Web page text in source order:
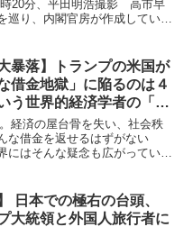
20分、平田明浩撮影 高市早
り、内閣官房が作成していた
暴落】トランプの米国が
借金地獄」に陥るのは４
う世界的経済学者の「恐
言」
経済の屋台骨を失い、社会秩
な借金を返せるはずがない
はそんな疑念も広がってい
日本での極右の台頭、
大統領と外国人旅行者に